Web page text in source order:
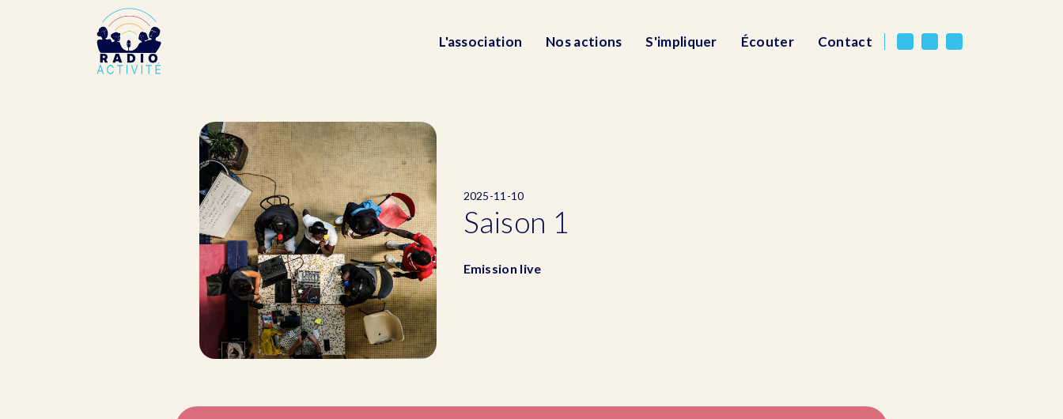
L'association Nos actions S'impliquer Écouter Contact
2025-11-10
Saison 1
Emission live